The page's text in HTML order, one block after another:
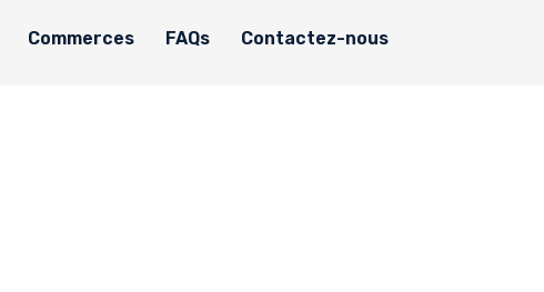
Commerces FAQs Contactez-nous